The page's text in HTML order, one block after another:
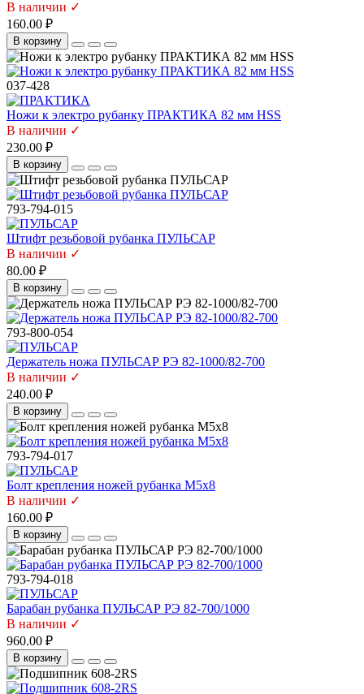
В наличии ✓
160.00 ₽
В корзину
037-428
Ножи к электро рубанку ПРАКТИКА 82 мм HSS
В наличии ✓
230.00 ₽
В корзину
793-794-015
Штифт резьбовой рубанка ПУЛЬСАР
В наличии ✓
80.00 ₽
В корзину
793-800-054
Держатель ножа ПУЛЬСАР РЭ 82-1000/82-700
В наличии ✓
240.00 ₽
В корзину
793-794-017
Болт крепления ножей рубанка М5х8
В наличии ✓
160.00 ₽
В корзину
793-794-018
Барабан рубанка ПУЛЬСАР РЭ 82-700/1000
В наличии ✓
960.00 ₽
В корзину